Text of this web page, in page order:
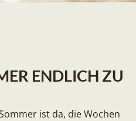
ENDLICH ZU
ist da, die Wochen